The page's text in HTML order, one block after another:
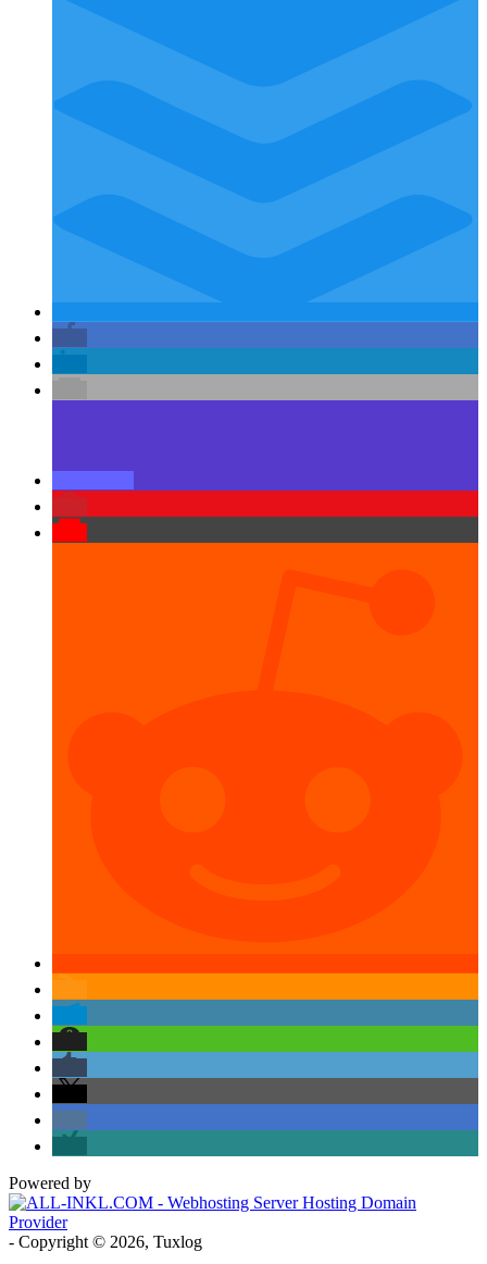
Powered by
- Copyright © 2026, Tuxlog